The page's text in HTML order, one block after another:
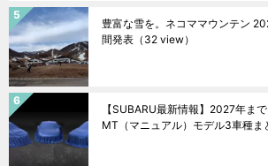
豊富な雪を。ネコママウンテン
間発表 （32 view）
【SUBARU最新情報】2027年ま
MT（マニュアル）モデル3車種ま